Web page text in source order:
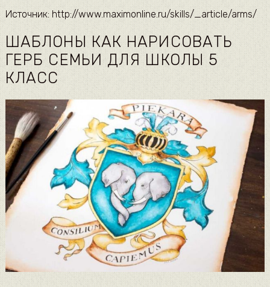
Источник: http://www.maximonline.ru/skills/_article/arms/
ШАБЛОНЫ КАК НАРИСОВАТЬ
ГЕРБ СЕМЬИ ДЛЯ ШКОЛЫ 5
КЛАСС